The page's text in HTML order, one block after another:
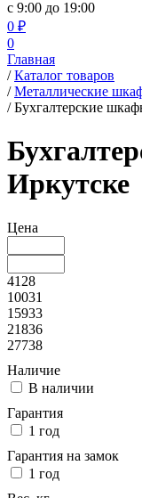
с 9:00 до 19:00
0 ₽
0
Главная
/ Каталог товаров
/ Металлические
/ Бухгалтерские
Иркутске
Цена
4128
10031
15933
21836
27738
Наличие
В наличии
Гарантия
1 год
Гарантия на замок
1 год